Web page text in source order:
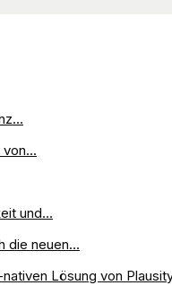
und...
die neuen...
Lösung von